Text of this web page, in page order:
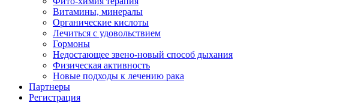
Витамины, минералы
Органические кислоты
Лечиться с удовольствием
Гормоны
Недостающее звено-новый способ дыхания
Физическая активность
Новые подходы к лечению рака
Партнеры
Регистрация